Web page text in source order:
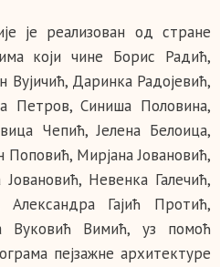
је реализован од стране
који чине Борис Радић,
Даринка Радојевић,
Петров, Синиша Половина,
Чепић, Јелена Белоица,
Мирјана Јовановић,
Невенка Галечић,
Гајић Протић,
Вуковић Вимић, уз помоћ
пејзажне архитектуре